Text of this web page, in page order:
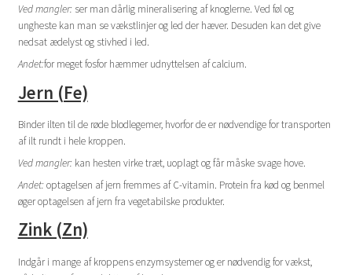
Ved mangler:ser man dårlig mineralisering af knoglerne. Ved føl og
ungheste kan man se vækstlinjer og led der hæver. Desuden kan det give
nedsat ædelyst og stivhed i led.
Andet:for meget fosfor hæmmer udnyttelsen af calcium.
Jern (Fe)
Binder ilten til de røde blodlegemer, hvorfor de er nødvendige for transporten
af ilt rundt i hele kroppen.
Ved mangler:kan hesten virke træt, uoplagt og får måske svage hove.
Andet:optagelsen af jern fremmes af C-vitamin. Protein fra kød og benmel
øger optagelsen af jern fra vegetabilske produkter.
Zink (Zn)
Indgår i mange af kroppens enzymsystemer og er nødvendig for vækst,